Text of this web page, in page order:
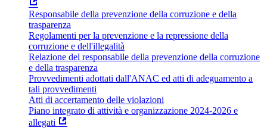
Responsabile della prevenzione della corruzione e della
trasparenza
Regolamenti per la prevenzione e la repressione della
corruzione e dell'illegalità
Relazione del responsabile della prevenzione della corruzione
e della trasparenza
Provvedimenti adottati dall'ANAC ed atti di adeguamento a
tali provvedimenti
Atti di accertamento delle violazioni
Piano integrato di attività e organizzazione 2024-2026 e
allegati